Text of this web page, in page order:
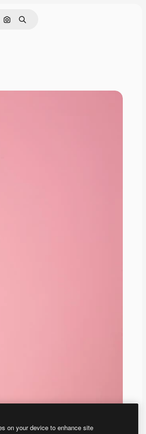
Поиск по изображению
Поиск
on your device to enhance site